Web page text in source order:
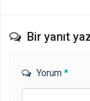
Bir yanıt
Yorum *